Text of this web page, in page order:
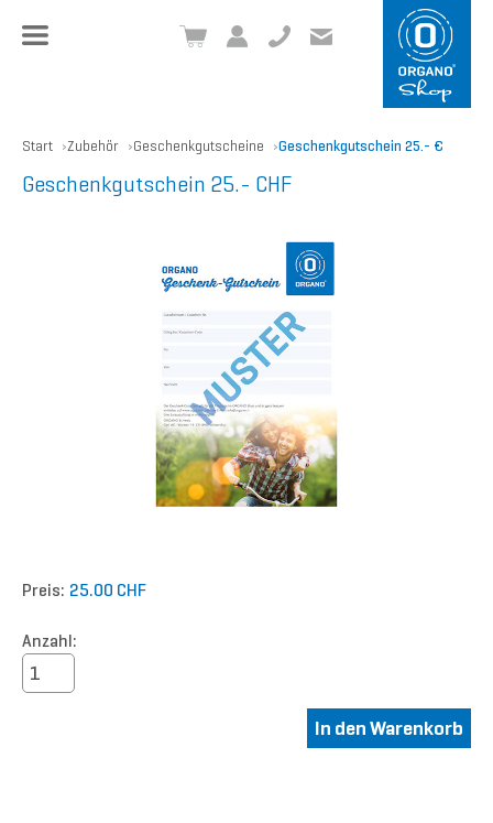
+49 8504 957999-0
ano.ch
Start Zubehör Geschenkgutscheine Geschenkgutschein 25.- €
Geschenkgutschein 25.- CHF
Preis: 25.00 CHF
Anzahl: